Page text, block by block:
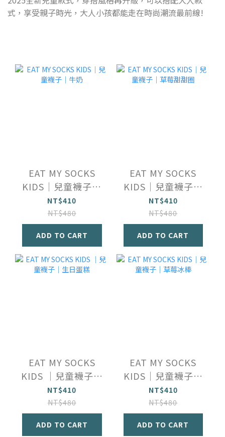
式，享受親子時光，大人小孩都能走在時尚潮流最前線!
EAT MY SOCKS
KIDS｜兒童襪子｜
牛奶
NT$410
NT$480
ADD TO CART
EAT MY SOCKS
KIDS｜兒童襪子｜
草莓甜甜圈
NT$410
NT$480
ADD TO CART
EAT MY SOCKS
KIDS ｜兒童襪子｜
生日蛋糕
NT$410
NT$480
ADD TO CART
EAT MY SOCKS
KIDS｜兒童襪子｜
草莓冰棒
NT$410
NT$480
ADD TO CART